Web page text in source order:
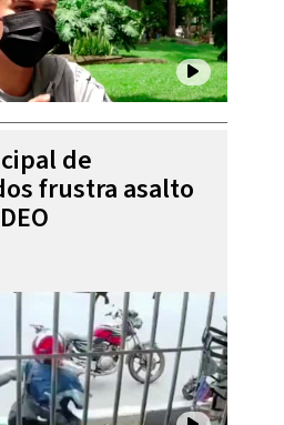
de
frustra asalto